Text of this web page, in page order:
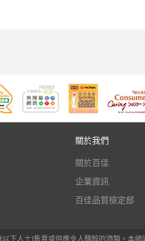
關於我們
關於百佳
企業資訊
百佳品質檢定部
下人士)售賣或供應令人醺醉的酒類。本網